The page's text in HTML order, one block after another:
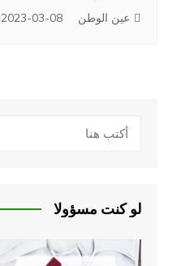
عين الوطن 2023-03-08
لو كنت مسؤولا